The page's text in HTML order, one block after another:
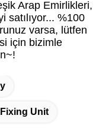
Arap Emirlikleri,
satılıyor... %100
varsa, lütfen
için bizimle
Unit